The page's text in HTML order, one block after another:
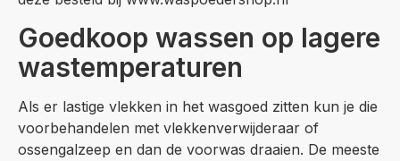
Goedkoop wassen op lagere
wastemperaturen
Als er lastige vlekken in het wasgoed zitten kun je die
voorbehandelen met vlekkenverwijderaar of
ossengalzeep en dan de voorwas draaien. De meeste